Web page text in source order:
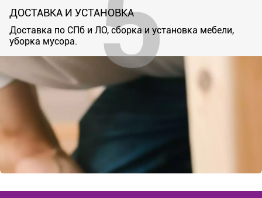
ДОСТАВКА И УСТАНОВКА
Доставка по СПб и ЛО, сборка и установка мебели,
уборка мусора.